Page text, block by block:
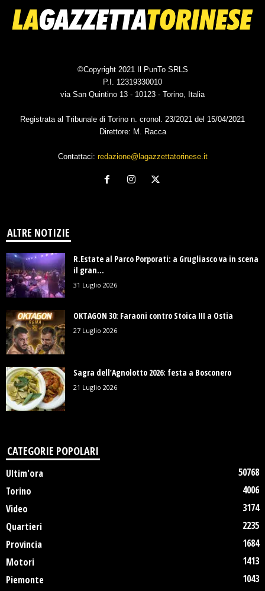
©Copyright 2021 Il PunTo SRLS
P.I. 12319330010
via San Quintino 13 - 10123 - Torino, Italia
Registrata al Tribunale di Torino n. cronol. 23/2021 del 15/04/2021
Direttore: M. Racca
Contattaci: redazione@lagazzettatorinese.it
ALTRE NOTIZIE
R.Estate al Parco Porporati: a Grugliasco va in scena
il gran...
31 Luglio 2026
OKTAGON 30: Faraoni contro Stoica III a Ostia
27 Luglio 2026
Sagra dell’Agnolotto 2026: festa a Bosconero
21 Luglio 2026
CATEGORIE POPOLARI
Ultim'ora
50768
Torino
4006
Video
3174
Quartieri
2235
Provincia
1684
Motori
1413
Piemonte
1043